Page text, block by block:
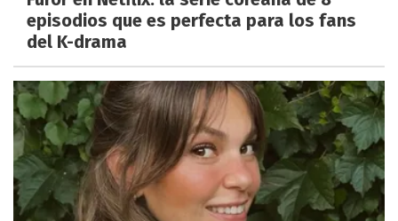
episodios que es perfecta para los fans
del K-drama